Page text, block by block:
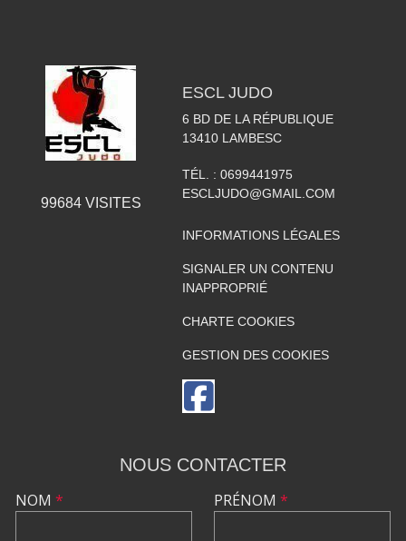
99684VISITES
ESCL JUDO
6 BD DE LA RÉPUBLIQUE
13410 LAMBESC
TÉL. : 0699441975
ESCLJUDO@GMAIL.COM
INFORMATIONS LÉGALES
SIGNALER UN CONTENU
INAPPROPRIÉ
CHARTE COOKIES
GESTION DES COOKIES
NOUS CONTACTER
NOM * PRÉNOM *